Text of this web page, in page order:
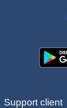
Support client